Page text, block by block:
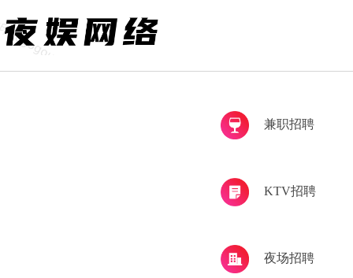
兼职招聘
KTV招聘
夜场招聘